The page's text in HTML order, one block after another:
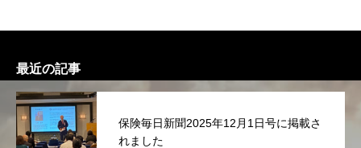
最近の記事
保険毎日新聞2025年12月1日号に掲載さ
れました